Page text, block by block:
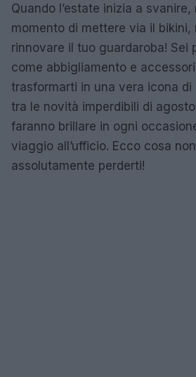
Quando l’estate inizia a svanire,
momento di mettere via il bikini,
rinnovare il tuo guardaroba! Sei
come abbigliamento e
trasformarti in una vera icona di
tra le novità imperdibili di
faranno brillare in ogni
viaggio all’ufficio. Ecco cosa
assolutamente perderti!